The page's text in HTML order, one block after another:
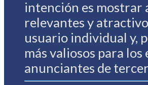
intención es mostrar
relevantes y
usuario individual y,
más valiosos para
anunciantes de